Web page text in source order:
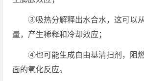
③吸热分解释出水合水，这可以
量，产生稀释和冷却效应；
④也可能生成自由基清扫剂，阻
面的氧化反应。